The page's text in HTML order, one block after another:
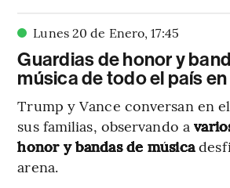
Lunes 20 de Enero,17:45
Guardias de honor y
música de todo el país
Trump y Vance conversan en
sus familias, observando a
honor y bandas de música
arena.